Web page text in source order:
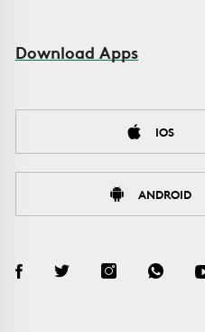
Download Apps
IOS
ANDROID